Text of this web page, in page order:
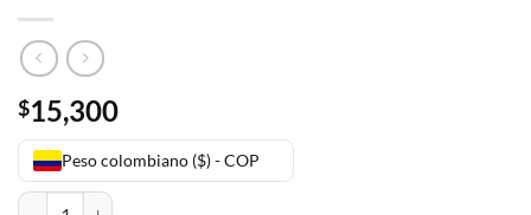
$15,300
Peso colombiano ($) - COP
FUELLE CAJA DIRECCION MAZDA 626 HIDRAULICO cantidad